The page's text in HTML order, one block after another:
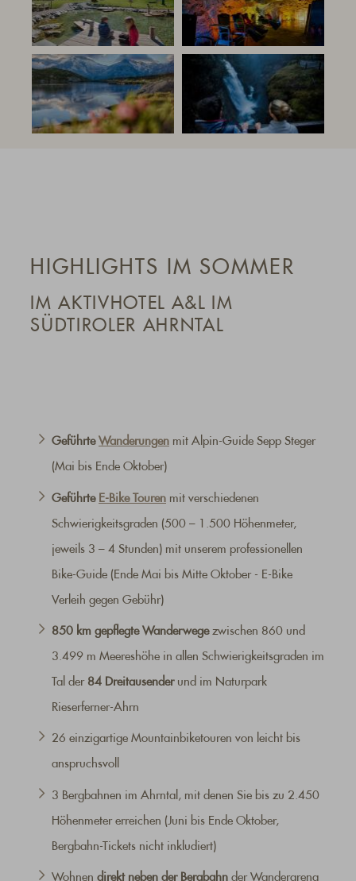
HIGHLIGHTS IM SOMMER
IM AKTIVHOTEL A&L IM
SÜDTIROLER AHRNTAL
GeführteWanderungen mit Alpin-Guide Sepp Steger
(Mai bis Ende Oktober)
Geführte E-Bike Touren mit verschiedenen
Schwierigkeitsgraden (500 – 1.500 Höhenmeter,
jeweils 3 – 4 Stunden) mit unserem professionellen
Bike-Guide (Ende Mai bis Mitte Oktober - E-Bike
Verleih gegen Gebühr)
850 km gepflegte Wanderwegezwischen 860 und
3.499 m Meereshöhe in allen Schwierigkeitsgraden im
Tal der 84 Dreitausenderund im Naturpark
Rieserferner-Ahrn
26 einzigartige Mountainbiketouren von leicht bis
anspruchsvoll
3 Bergbahnen im Ahrntal, mit denen Sie bis zu 2.450
Höhenmeter erreichen (Juni bis Ende Oktober,
Bergbahn-Tickets nicht inkludiert)
Wohnendirekt neben der Bergbahn der Wanderarena